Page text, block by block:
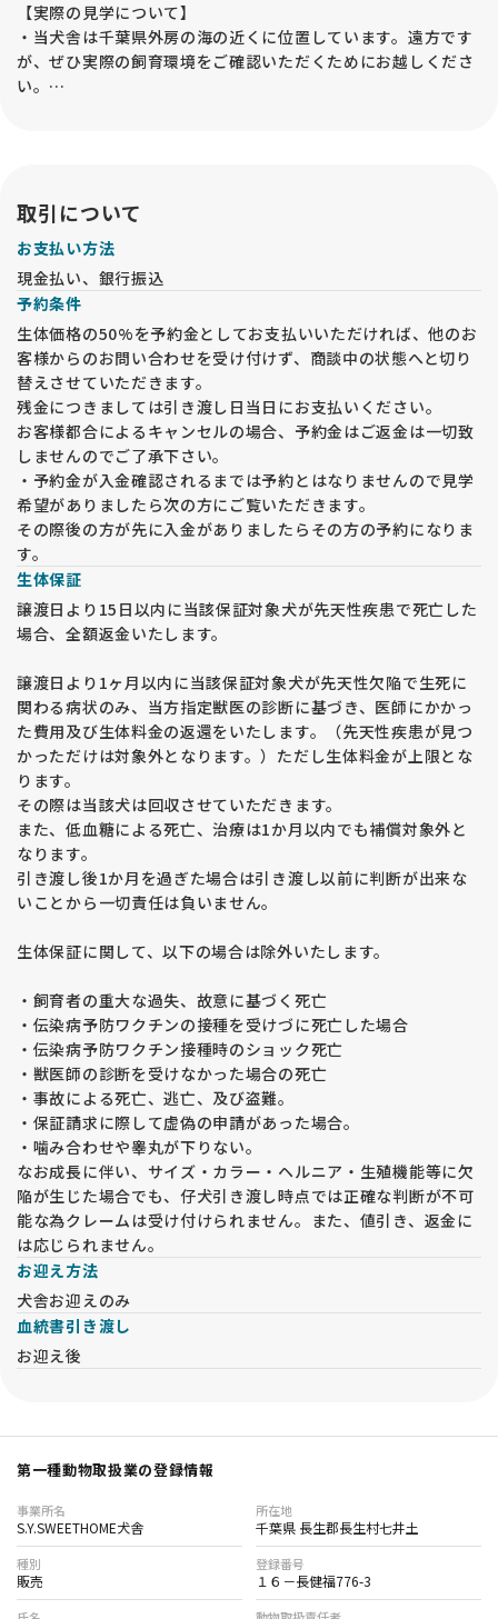
【実際の見学について】
・当犬舎は千葉県外房の海の近くに位置しています。遠方です
が、ぜひ実際の飼育環境をご確認いただくためにお越しくださ
い。
ご覧いただけます。
【見学予約の手続き】
・見学は申込順に整理して対応いたします。日時未定の方は優
先されませんので、必ず日時を指定してください。後から日時
を指定された方が優先される場合があります。
・見学日時の最終受付は 15時 です。
・見学の際は 人数や来舎方法 を事前に確認し、確定された方
にのみ住所の近隣案内をお伝えします。
・ナビに当犬舎の住所が出ないため、指定の近隣住所でご案内
します。
・駐車場は1台分のみです。周辺に有料駐車場はありませんの
でご注意ください。
【健康管理と感染症対策】
・コロナウイルス感染症が5類に分類された後も、マスク着用
をお願いしています。マスク未着用の場合、見学をお断りいた
します。
・玄関で体温測定を行います。体温が37度以上の場合や咳など
の症状がある場合、見学をお断りすることがあります。
・見学当日および1週間以内に発熱や風邪症状がある場合は、
事前に見学の変更をご連絡ください。
【見学の注意点】
・購入を前提とした方のみ見学を受け付けています。 子犬を抱
きたい、見たいだけの方はご遠慮ください。
・見学希望の子犬の兄弟犬はご希望に応じてご覧いただけます
が、他に生まれている子犬を見たいというご要望にはお応えで
きません。その場合、一度キャンセルし、改めて見学の申し込
みをお願いします。
・ドッグショーや外掛けの予定により、見学時間の変更やお断
りをする場合がございます。
【予約に関するルール】
・見学申込順ではなく、 予約金の半額の入金順 で正式な予約
となります。見学時に予約希望をお伝えいただいても、入金が
ない場合は予約とみなしません。
・見学日時の変更を希望された場合、後からの申し込みと同様
の対応となります。
【その他注意事項】
・アパートや共同住宅にお住まいの場合、 動物飼育可能な証明
書 をご提示いただきます。ご提示がない場合は譲渡をお断りし
ます。
・65歳以上の方やお一人暮らしの方は、将来の引受けが可能な
方と同席いただき、承諾書に署名いただきます。（同居の親
族）
・同業者の方は犬舎名を事前にご連絡ください。一度は犬舎に
お越しいただき、現物確認が必須です。これが難しい場合、譲
【オンライン見学について】
ています。通常は関東地方（千葉県、東京都、神奈川県、埼玉
県、茨城県）の方は対象外となります。オンライン見学よりも
実際にお越しいただくことを推奨しています。
・オンライン見学では30分～1時間程度、子犬や親犬、兄弟
犬、犬舎の様子をお伝えします。
・実施には事前の確認事項への回答が必要です。内容によって
取引について
お支払い方法
現金払い、銀行振込
予約条件
生体価格の50%を予約金としてお支払いいただければ、他のお
客様からのお問い合わせを受け付けず、商談中の状態へと切り
替えさせていただきます。
残金につきましては引き渡し日当日にお支払いください。
お客様都合によるキャンセルの場合、予約金はご返金は一切致
しませんのでご了承下さい。
・予約金が入金確認されるまでは予約とはなりませんので見学
希望がありましたら次の方にご覧いただきます。
その際後の方が先に入金がありましたらその方の予約になりま
す。
生体保証
譲渡日より15日以内に当該保証対象犬が先天性疾患で死亡した
場合、全額返金いたします。
譲渡日より1ヶ月以内に当該保証対象犬が先天性欠陥で生死に
関わる病状のみ、当方指定獣医の診断に基づき、医師にかかっ
た費用及び生体料金の返還をいたします。（先天性疾患が見つ
かっただけは対象外となります。）ただし生体料金が上限とな
ります。
その際は当該犬は回収させていただきます。
また、低血糖による死亡、治療は1か月以内でも補償対象外と
なります。
引き渡し後1か月を過ぎた場合は引き渡し以前に判断が出来な
いことから一切責任は負いません。
生体保証に関して、以下の場合は除外いたします。
・飼育者の重大な過失、故意に基づく死亡
・伝染病予防ワクチンの接種を受けづに死亡した場合
・伝染病予防ワクチン接種時のショック死亡
・獣医師の診断を受けなかった場合の死亡
・事故による死亡、逃亡、及び盗難。
・保証請求に際して虚偽の申請があった場合。
・噛み合わせや睾丸が下りない。
なお成長に伴い、サイズ・カラー・ヘルニア・生殖機能等に欠
陥が生じた場合でも、仔犬引き渡し時点では正確な判断が不可
能な為クレームは受け付けられません。また、値引き、返金に
は応じられません。
お迎え方法
犬舎お迎えのみ
血統書引き渡し
お迎え後
第一種動物取扱業の登録情報
事業所名
S.Y.SWEETHOME犬舎
所在地
千葉県 長生郡長生村七井土
種別
販売
登録番号
１６－長健福776-3